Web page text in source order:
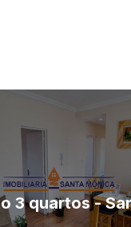
3 quartos -